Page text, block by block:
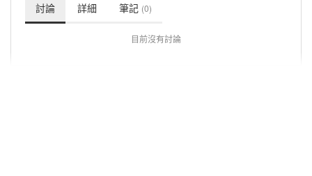
討論 詳細 筆記 (0)
目前沒有討論